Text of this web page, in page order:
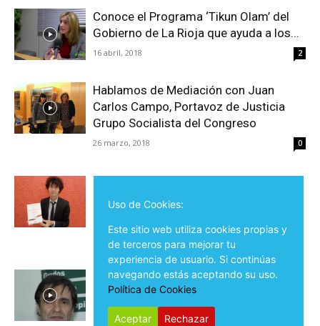
Conoce el Programa ‘Tikun Olam’ del
Gobierno de La Rioja que ayuda a los...
16 abril, 2018 2
Hablamos de Mediación con Juan
Carlos Campo, Portavoz de Justicia
Grupo Socialista del Congreso
26 marzo, 2018 0
“Existencias al unísono” con su nuevo
20 marzo, 2018
Entrevista a Santiago Madrid Liras:
“Mediación Motivacional”
19 marzo, 2018
Uso de Cookies:
Este sitio web utiliza cookies propias y
de terceros para mejorar tu
experiencia de usuario. Si continúas
navegando estás aceptando su uso.
Política de Cookies
Aceptar Rechazar